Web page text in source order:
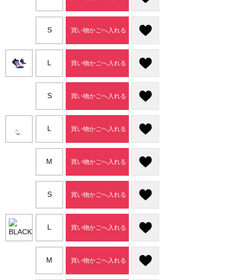
S 買い物かごへ入れる
L 買い物かごへ入れる
S 買い物かごへ入れる
L 買い物かごへ入れる
M 買い物かごへ入れる
S 買い物かごへ入れる
L 買い物かごへ入れる
M 買い物かごへ入れる